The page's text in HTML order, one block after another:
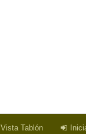
Vista Tablón